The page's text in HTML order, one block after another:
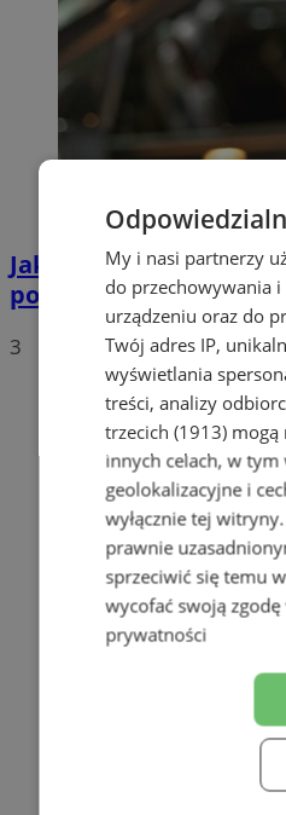
Jakie auta jeżdżą po
polskich drogach? Te
3
My i nasi partnerzy
do przechowywania
urządzeniu oraz do
Twój adres IP,
wyświetlania
treści, analizy
trzecich (1913) mogą
innych celach, w
geolokalizacyjne i
wyłącznie tej
prawnie
sprzeciwić się temu w
wycofać swoją zgodę
prywatności